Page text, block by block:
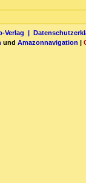
Verlag |
und Amazonnavigation |